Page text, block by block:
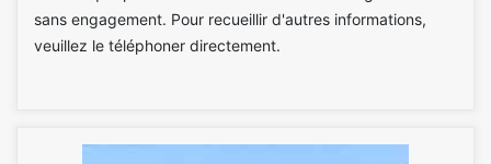
sans engagement. Pour recueillir d'autres informations,
veuillez le téléphoner directement.